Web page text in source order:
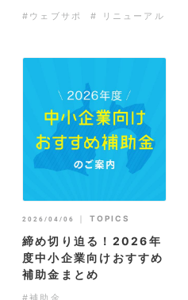
#ウェブサポ # リニューアル
2026/04/06 ｜ TOPICS
締め切り迫る！2026年
度中小企業向けおすすめ
補助金まとめ
#補助金